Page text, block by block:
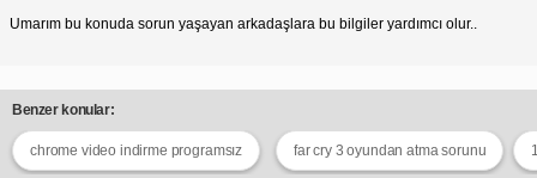
Umarım bu konuda sorun yaşayan arkadaşlara bu bilgiler yardımcı olur..
Benzer konular:
chrome video indirme programsız far cry 3 oyundan atma sorunu